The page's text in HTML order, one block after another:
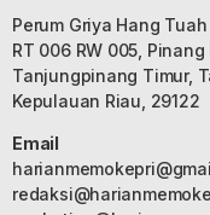
Perum Griya Hang
RT 006 RW 005, Pinang
Tanjungpinang Timur,
Kepulauan Riau, 29122
Email